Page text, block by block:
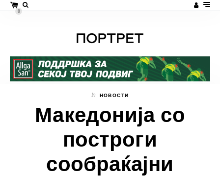
0
In НОВОСТИ
Македонија со
построги
сообраќајни